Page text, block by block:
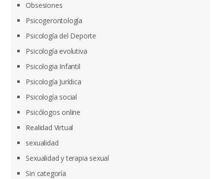
Obsesiones
Psicogerontología
Psicología del Deporte
Psicología evolutiva
Psicologia Infantil
Psicología Jurídica
Psicología social
Psicólogos online
Realidad Virtual
sexualidad
Sexualidad y terapia sexual
Sin categoría